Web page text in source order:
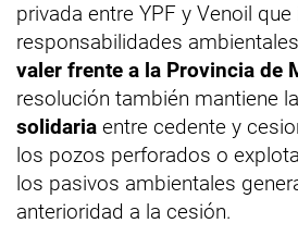
privada entre YPF y Venoil
responsabilidades ambientales
valer frente a la Provincia de
resolución también mantiene la
solidaria entre cedente y
los pozos perforados o
los pasivos ambientales
anterioridad a la cesión.